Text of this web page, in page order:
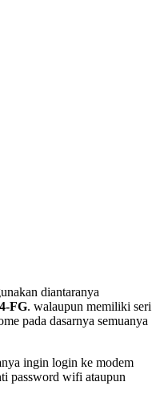
diantaranya
FG. walaupun memiliki seri
pada dasarnya semuanya
ingin login ke modem
password wifi ataupun